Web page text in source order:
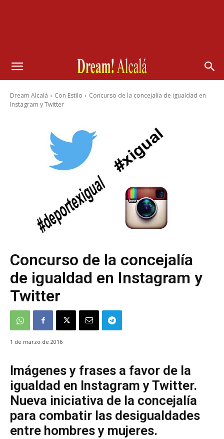
Dream Alcalá Con Estilo
Concurso de la concejalía de igualdad en
Instagram y Twitter
Concurso de la concejalía
de igualdad en Instagram y
Twitter
1 de marzo de 2016
Imágenes y frases a favor de la
igualdad en Instagram y Twitter.
Nueva iniciativa de la concejalía
para combatir las desigualdades
entre hombres y mujeres.